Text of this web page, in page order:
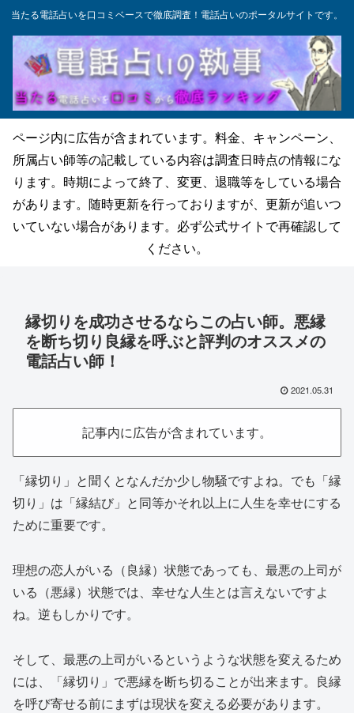
当たる電話占いを口コミベースで徹底調査！電話占いのポータルサイトです。
ページ内に広告が含まれています。料金、キャンペーン、
所属占い師等の記載している内容は調査日時点の情報にな
ります。時期によって終了、変更、退職等をしている場合
があります。随時更新を行っておりますが、更新が追いつ
いていない場合があります。必ず公式サイトで再確認して
ください。
縁切りを成功させるならこの占い師。悪縁
を断ち切り良縁を呼ぶと評判のオススメの
電話占い師！
2021.05.31
記事内に広告が含まれています。
「縁切り」と聞くとなんだか少し物騒ですよね。でも「縁
切り」は「縁結び」と同等かそれ以上に人生を幸せにする
ために重要です。
理想の恋人がいる（良縁）状態であっても、最悪の上司が
いる（悪縁）状態では、幸せな人生とは言えないですよ
ね。逆もしかりです。
そして、最悪の上司がいるというような状態を変えるため
には、「縁切り」で悪縁を断ち切ることが出来ます。良縁
を呼び寄せる前にまずは現状を変える必要があります。